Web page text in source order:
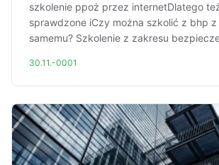
szkolenie ppoż przez internetDlatego
sprawdzone iCzy można szkolić z bhp
samemu? Szkolenie z zakresu
30.11.-0001